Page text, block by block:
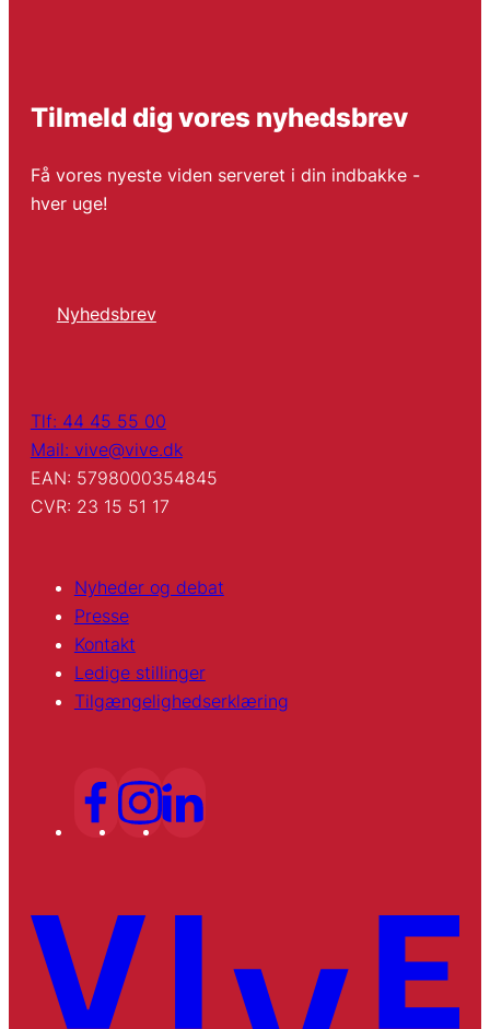
Tilmeld dig vores nyhedsbrev
Få vores nyeste viden serveret i din indbakke -
hver uge!
Nyhedsbrev
Tlf: 44 45 55 00
Mail: vive@vive.dk
EAN: 5798000354845
CVR: 23 15 51 17
Nyheder og debat
Presse
Kontakt
Ledige stillinger
Tilgængelighedserklæring